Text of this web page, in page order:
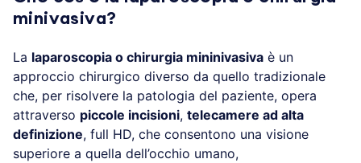
minivasiva?
La laparoscopia o chirurgia mininivasiva è un
approccio chirurgico diverso da quello tradizionale
che, per risolvere la patologia del paziente, opera
attraverso piccole incisioni, telecamere ad alta
definizione, full HD, che consentono una visione
superiore a quella dell’occhio umano,